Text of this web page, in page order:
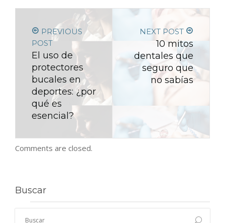
PREVIOUS
POST
El uso de
protectores
bucales en
deportes: ¿por
qué es
esencial?
NEXT POST
10 mitos
dentales que
seguro que
no sabías
Comments are closed.
Buscar